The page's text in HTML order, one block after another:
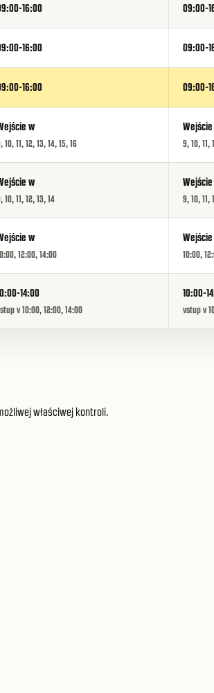
16:00 09:00-
16:00 09:00-
16:00 09:00-
w
10, 11, 12, 13, 14, 15, 16 9, 10, 11,
w
10, 11, 12, 13, 14 9, 10, 11,
w
12:00, 14:00 10:00,
14:00
v 10:00, 12:00, 14:00
10:00-
vstup v
właściwej kontroli.